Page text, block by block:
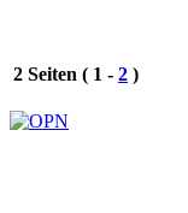
2 Seiten ( 1 - 2 )